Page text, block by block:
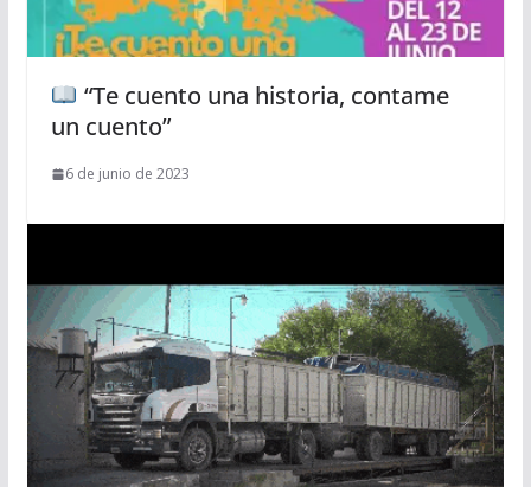
“Te cuento una historia, contame
un cuento”
6 de junio de 2023